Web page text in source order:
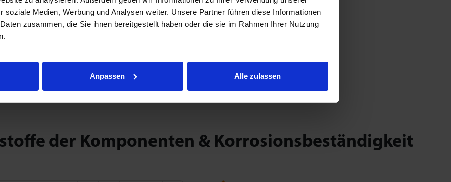
soziale Medien, Werbung und Analysen weiter. Unsere Partner führen diese Informationen
zusammen, die Sie ihnen bereitgestellt haben oder die sie im Rahmen Ihrer Nutzung
Anpassen Alle zulassen
Naturbelassen
der Komponenten & Korrosionsbeständigkeit